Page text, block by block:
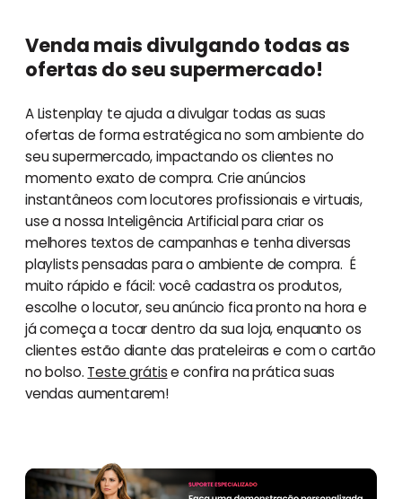
Venda mais divulgando todas as
ofertas do seu supermercado!
A Listenplay te ajuda a divulgar todas as suas
ofertas de forma estratégica no som ambiente do
seu supermercado, impactando os clientes no
momento exato de compra. Crie anúncios
instantâneos com locutores profissionais e virtuais,
use a nossa Inteligência Artificial para criar os
melhores textos de campanhas e tenha diversas
playlists pensadas para o ambiente de compra. É
muito rápido e fácil: você cadastra os produtos,
escolhe o locutor, seu anúncio fica pronto na hora e
já começa a tocar dentro da sua loja, enquanto os
clientes estão diante das prateleiras e com o cartão
no bolso. Teste grátise confira na prática suas
vendas aumentarem!